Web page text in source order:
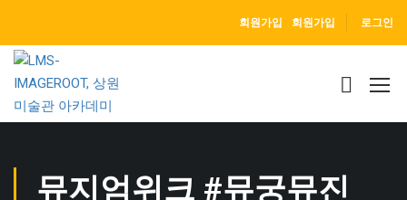
회원가입 로그인
회원가입
뮤지엄위크 #뮤궁뮤진